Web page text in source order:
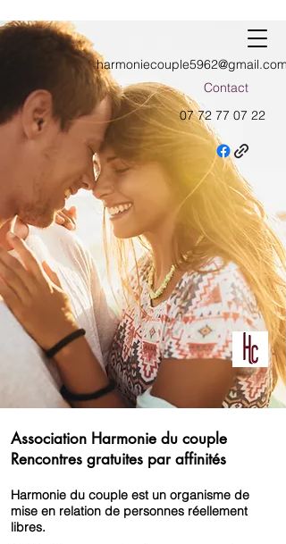
harmoniecouple5962@gmail.com
Contact
07 72 77 07 22
Association Harmonie du couple
Rencontres gratuites par affinités
Harmonie du couple est un organisme de
mise en relation de personnes réellement
libres.